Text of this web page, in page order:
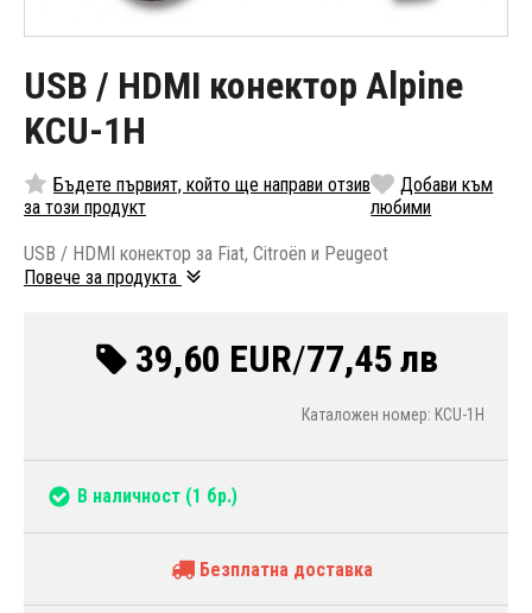
USB / HDMI конектор Alpine
KCU-1H
Бъдете първият, който ще направи отзив
за този продукт
Добави към
любими
USB / HDMI конектор за Fiat, Citroën и Peugeot
Повече за продукта
39,60 EUR/77,45 лв
Каталожен номер: KCU-1H
В наличност (1 бр.)
Безплатна доставка